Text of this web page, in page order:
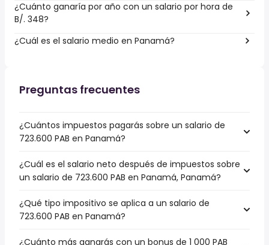
¿Cuánto ganaría por año con un salario por hora de
B/. 348?
¿Cuál es el salario medio en Panamá?
Preguntas frecuentes
¿Cuántos impuestos pagarás sobre un salario de
723.600 PAB en Panamá?
¿Cuál es el salario neto después de impuestos sobre
un salario de 723.600 PAB en Panamá, Panamá?
¿Qué tipo impositivo se aplica a un salario de
723.600 PAB en Panamá?
¿Cuánto más ganarás con un bonus de 1 000 PAB